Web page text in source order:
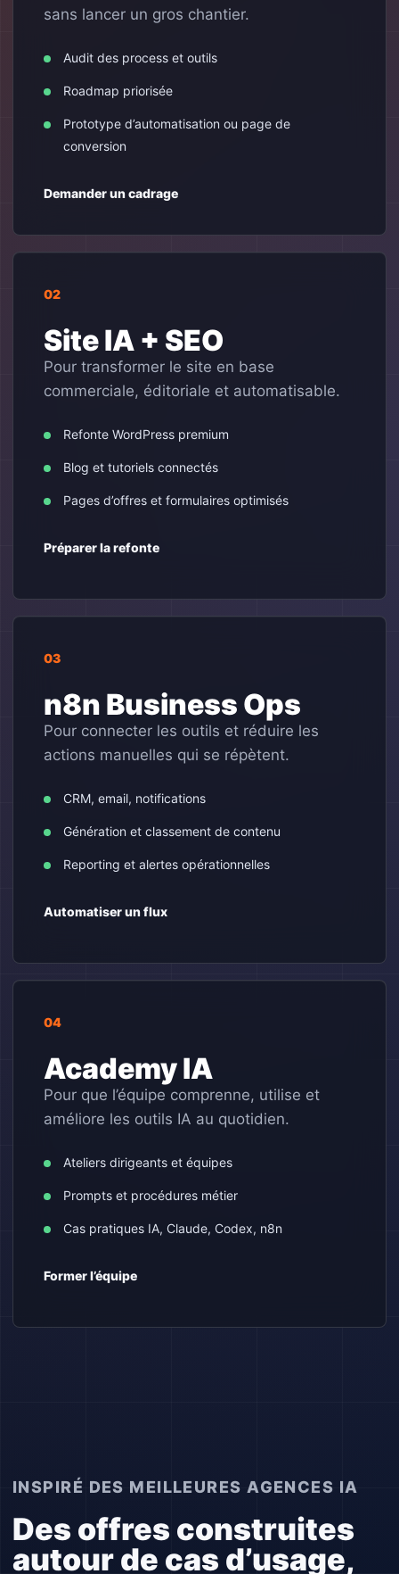
sans lancer un gros chantier.
Audit des process et outils
Roadmap priorisée
Prototype d’automatisation ou page de
conversion
Demander un cadrage
02
Site IA + SEO
Pour transformer le site en base
commerciale, éditoriale et automatisable.
Refonte WordPress premium
Blog et tutoriels connectés
Pages d’offres et formulaires optimisés
Préparer la refonte
03
n8n Business Ops
Pour connecter les outils et réduire les
actions manuelles qui se répètent.
CRM, email, notifications
Génération et classement de contenu
Reporting et alertes opérationnelles
Automatiser un flux
04
Academy IA
Pour que l’équipe comprenne, utilise et
améliore les outils IA au quotidien.
Ateliers dirigeants et équipes
Prompts et procédures métier
Cas pratiques IA, Claude, Codex, n8n
Former l’équipe
INSPIRÉ DES MEILLEURES AGENCES IA
Des offres construites
autour de cas d’usage,